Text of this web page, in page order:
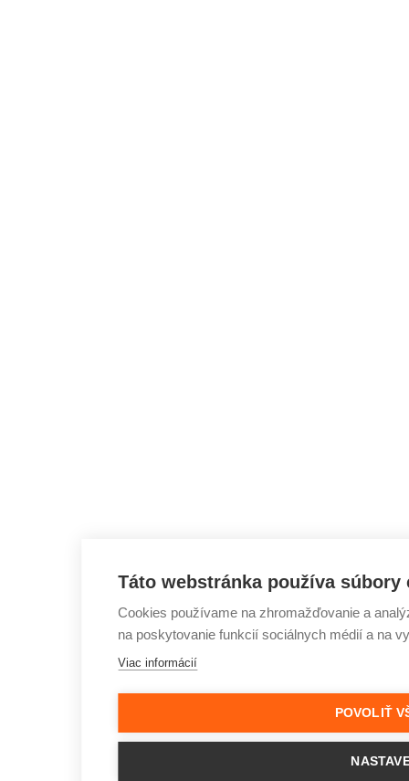
Táto webstránka používa súbory
Cookies používame na zhromažďovanie a
na poskytovanie funkcií sociálnych médií a na
Viac informácií
POVOLIŤ